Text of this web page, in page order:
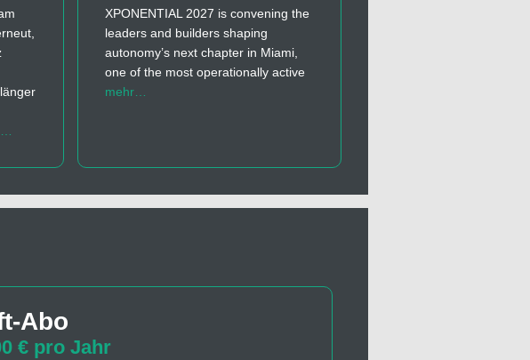
XPONENTIAL 2027 is convening the
leaders and builders shaping
autonomy’s next chapter in Miami,
one of the most operationally active
mehr…
Abo
€ pro Jahr